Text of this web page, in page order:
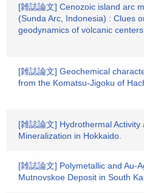
[雑誌論文] Cenozoic island arc
(Sunda Arc, Indonesia) : Clues
geodynamics of volcanic
[雑誌論文] Geochemical
from the Komatsu-Jigoku of
[雑誌論文] Hydrothermal
Mineralization in Hokkaido.
[雑誌論文] Polymetallic and Au-
Mutnovskoe Deposit in South